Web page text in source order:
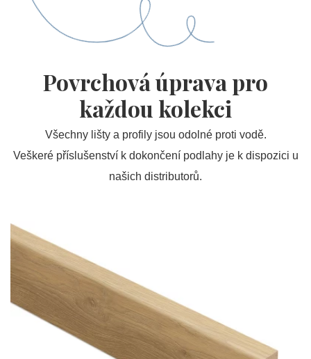
Povrchová úprava pro
každou kolekci
Všechny lišty a profily jsou odolné proti vodě.
Veškeré příslušenství k dokončení podlahy je k dispozici u
našich distributorů.